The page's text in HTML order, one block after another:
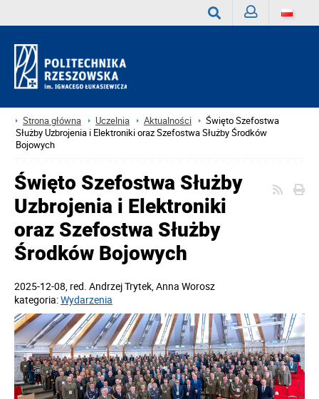
Strona główna Uczelnia Aktualności
Święto Szefostwa
Służby Uzbrojenia i Elektroniki oraz Szefostwa Służby Środków
Bojowych
Święto Szefostwa Służby
Uzbrojenia i Elektroniki
oraz Szefostwa Służby
Środków Bojowych
2025-12-08, red. Andrzej Trytek, Anna Worosz
kategoria:Wydarzenia